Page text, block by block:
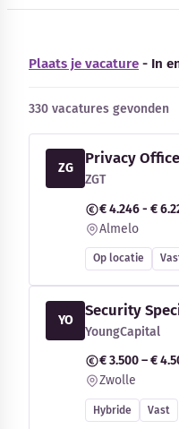
Plaats je vacature - In
330 vacatures gevonden
ZG
Privacy
ZGT
€ 4.246 - €
Almelo
Op locatie
YO
Security
YoungCapital
€ 3.500 – €
Zwolle
Hybride Vast